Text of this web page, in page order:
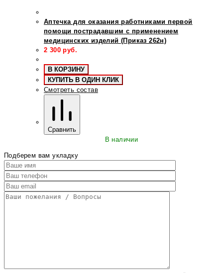
Аптечка для оказания работниками первой
помощи пострадавшим с применением
медицинских изделий (Приказ 262н)
2 300 руб.
В КОРЗИНУ
КУПИТЬ В ОДИН КЛИК
Смотреть состав
Сравнить
В наличии
Подберем вам укладку